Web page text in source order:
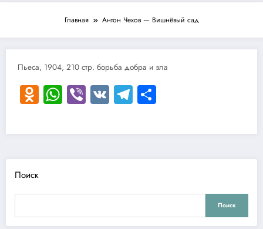
Главная Антон Чехов — Вишнёвый сад
Пьеса, 1904, 210 стр. борьба добра и зла
Odnoklassniki
WhatsApp
Viber
VKTelegram
Поиск
Поиск